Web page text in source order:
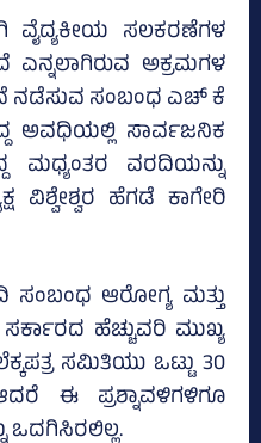
ಸಲಕರಣೆಗಳ
ಅಕ್ರಮಗಳ
ನಡೆಸುವ ಸಂಬಂಧ ಎಚ್‌ ಕೆ
ಅವಧಿಯಲ್ಲಿ ಸಾರ್ವಜನಿಕ
ಮಧ್ಯಂತರ ವರದಿಯನ್ನು
ವಿಶ್ವೇಶ್ವರ ಹೆಗಡೆ ಕಾಗೇರಿ
ಸಂಬಂಧ ಆರೋಗ್ಯ ಮತ್ತು
ಹೆಚ್ಚುವರಿ ಮುಖ್ಯ
ಸಮಿತಿಯು ಒಟ್ಟು 30
ಆದರೆ ಈ ಪ್ರಶ್ನಾವಳಿಗಳಿಗೂ
ಒದಗಿಸಿರಲಿಲ್ಲ.